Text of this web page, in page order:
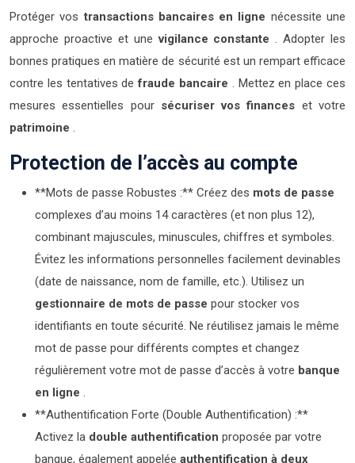
Protéger vostransactions bancaires en ligne nécessite une
approche proactive et unevigilance constante. Adopter les
bonnes pratiques en matière de sécurité est un rempart efficace
contre les tentatives defraude bancaire . Mettez en place ces
mesures essentielles pour sécuriser vos finances et votre
patrimoine .
Protection de l’accès au compte
**Mots de passe Robustes :** Créez des mots de passe
complexes d’au moins 14 caractères (et non plus 12),
combinant majuscules, minuscules, chiffres et symboles.
Évitez les informations personnelles facilement devinables
(date de naissance, nom de famille, etc.). Utilisez un
gestionnaire de mots de passe pour stocker vos
identifiants en toute sécurité. Ne réutilisez jamais le même
mot de passe pour différents comptes et changez
régulièrement votre mot de passe d’accès à votre banque
en ligne .
**Authentification Forte (Double Authentification) :**
Activez la double authentification proposée par votre
banque, également appelée authentification à deux